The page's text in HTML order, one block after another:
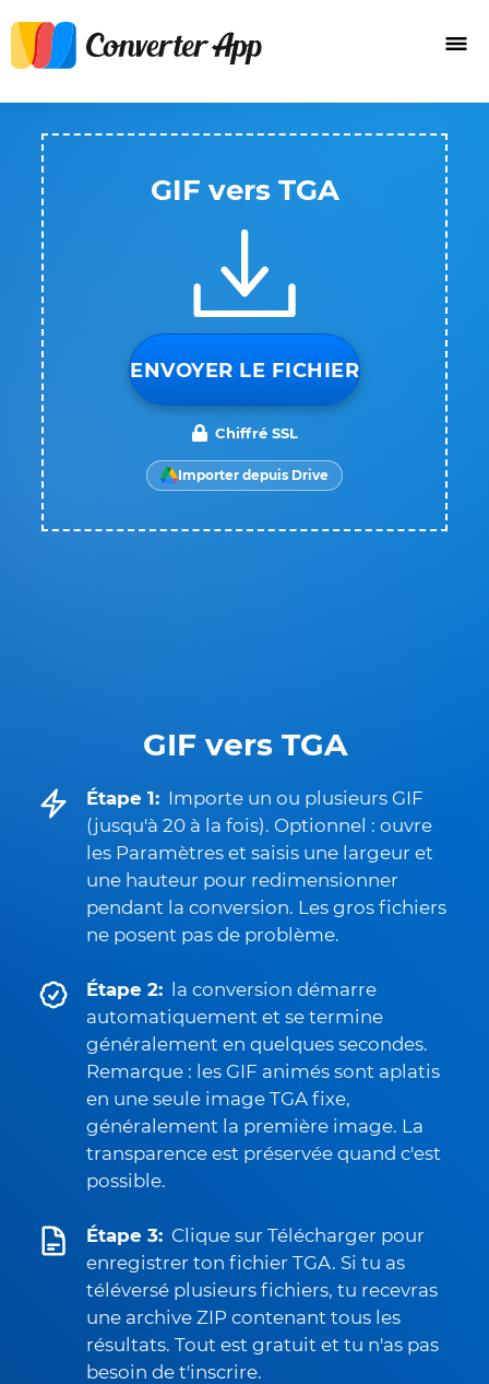
GIF vers TGA
Étape 1: Importe un ou plusieurs GIF
(jusqu'à 20 à la fois). Optionnel : ouvre
les Paramètres et saisis une largeur et
une hauteur pour redimensionner
pendant la conversion. Les gros fichiers
ne posent pas de problème.
Étape 2:
la conversion démarre
automatiquement et se termine
généralement en quelques secondes.
Remarque : les GIF animés sont aplatis
en une seule image TGA fixe,
généralement la première image. La
transparence est préservée quand c'est
possible.
Étape 3: Clique sur Télécharger pour
enregistrer ton fichier TGA. Si tu as
téléversé plusieurs fichiers, tu recevras
une archive ZIP contenant tous les
résultats. Tout est gratuit et tu n'as pas
besoin de t'inscrire.
GIF vers TGA
ENVOYER LE FICHIER
Chiffré SSL
Importer depuis Drive